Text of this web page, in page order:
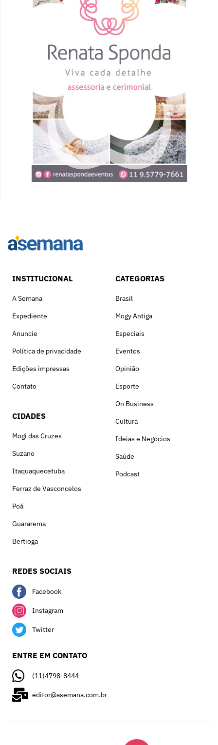
INSTITUCIONAL
A Semana
Expediente
Anuncie
Política de privacidade
Edições impressas
Contato
CIDADES
Mogi das Cruzes
Suzano
Itaquaquecetuba
Ferraz de Vasconcelos
Poá
Guararema
Bertioga
CATEGORIAS
Brasil
Mogy Antiga
Especiais
Eventos
Opinião
Esporte
On Business
Cultura
Ideias e Negócios
Saúde
Podcast
REDES SOCIAIS
Facebook
Instagram
Twitter
ENTRE EM CONTATO
(11)4798-8444
editor@asemana.com.br